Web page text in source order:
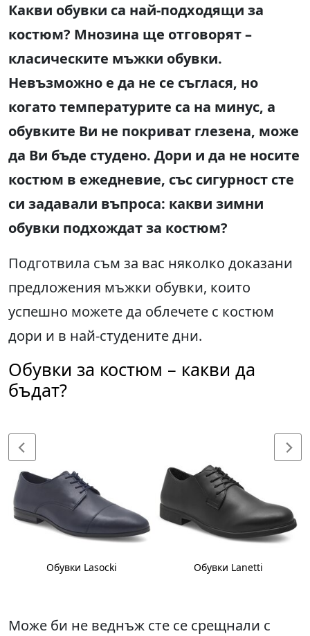
Какви обувки са най-подходящи за
костюм? Мнозина ще отговорят –
класическите мъжки обувки.
Невъзможно е да не се съглася, но
когато температурите са на минус, а
обувките Ви не покриват глезена, може
да Ви бъде студено. Дори и да не носите
костюм в ежедневие, със сигурност сте
си задавали въпроса: какви зимни
обувки подхождат за костюм?
Подготвила съм за вас няколко доказани
предложения мъжки обувки, които
успешно можете да облечете с костюм
дори и в най-студените дни.
Обувки за костюм – какви да
бъдат?
Обувки Lasocki Обувки Lanetti
Може би не веднъж сте се срещнали с